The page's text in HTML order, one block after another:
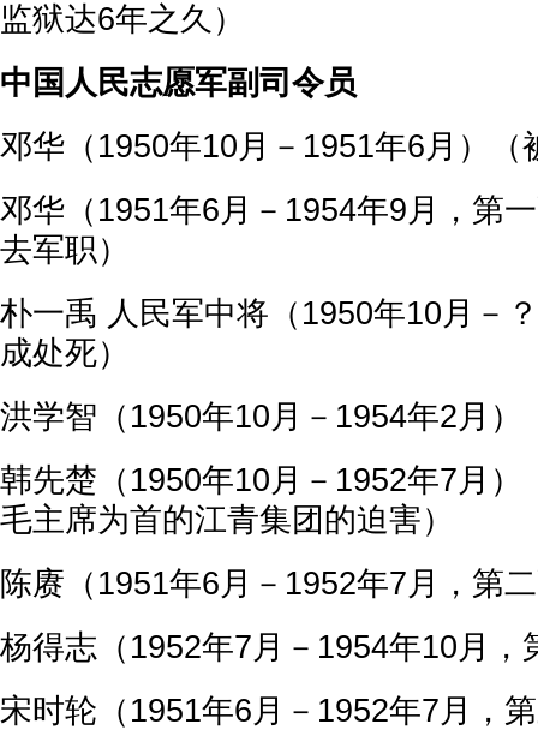
监狱达6年之久）
中国人民志愿军副司令员
邓华（1950年10月－1951年6月）（
邓华（1951年6月－1954年9月，第
去军职）
朴一禹 人民军中将（1950年10月－
成处死）
洪学智（1950年10月－1954年2月）
韩先楚（1950年10月－1952年7月）
毛主席为首的江青集团的迫害）
陈赓（1951年6月－1952年7月，第
杨得志（1952年7月－1954年10月，
宋时轮（1951年6月－1952年7月，